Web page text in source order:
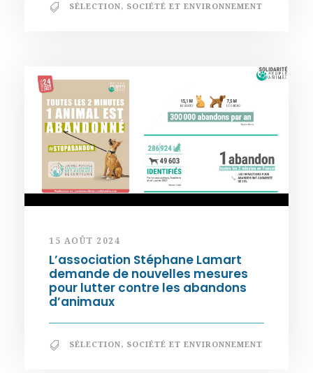
SÉLECTION, SOCIÉTÉ ET ENVIRONNEMENT
15 AOÛT 2024
L’association Stéphane Lamart
demande de nouvelles mesures
pour lutter contre les abandons
d’animaux
SÉLECTION, SOCIÉTÉ ET ENVIRONNEMENT